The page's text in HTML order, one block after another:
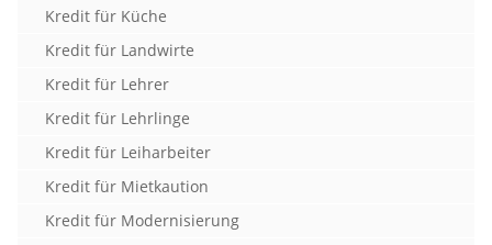
Kredit für Küche
Kredit für Landwirte
Kredit für Lehrer
Kredit für Lehrlinge
Kredit für Leiharbeiter
Kredit für Mietkaution
Kredit für Modernisierung